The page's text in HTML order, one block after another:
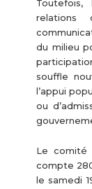
du milieu
souffle
l’appui
ou
Le comité
compte
le samedi